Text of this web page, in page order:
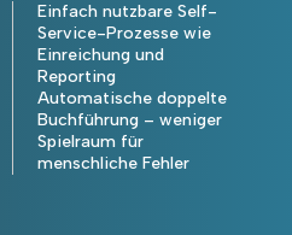
Einfach nutzbare Self-
Service-Prozesse wie
Einreichung und
Reporting
Automatische doppelte
Buchführung – weniger
Spielraum für
menschliche Fehler